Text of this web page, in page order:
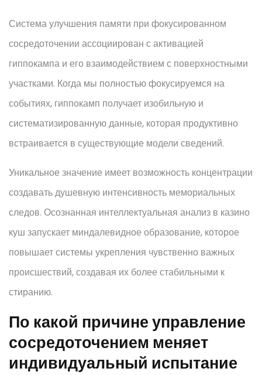
Система улучшения памяти при фокусированном
сосредоточении ассоциирован с активацией
гиппокампа и его взаимодействием с поверхностными
участками. Когда мы полностью фокусируемся на
событиях, гиппокамп получает изобильную и
систематизированную данные, которая продуктивно
встраивается в существующие модели сведений.
Уникальное значение имеет возможность концентрации
создавать душевную интенсивность мемориальных
следов. Осознанная интеллектуальная анализ в казино
куш запускает миндалевидное образование, которое
повышает системы укрепления чувственно важных
происшествий, создавая их более стабильными к
стиранию.
По какой причине управление
сосредоточением меняет
индивидуальный испытание